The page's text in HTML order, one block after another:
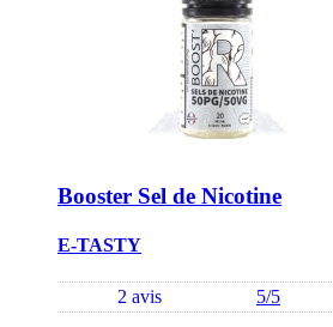
Booster Sel de Nicotine
E-TASTY
2 avis 5/5